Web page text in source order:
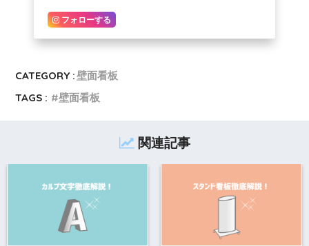
フォローする
CATEGORY :壁面看板
TAGS :
壁面看板
関連記事